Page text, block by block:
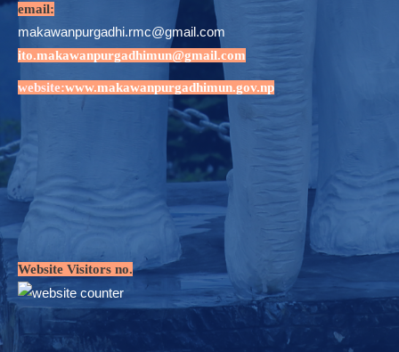
email:
makawanpurgadhi.rmc@gmail.com
ito.makawanpurgadhimun@gmail.com
website:www.makawanpurgadhimun.gov.np
Website Visitors no.